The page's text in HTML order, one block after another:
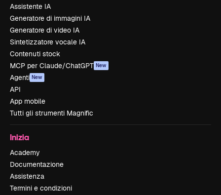
Assistente IA
Generatore di immagini IA
Generatore di video IA
Sintetizzatore vocale IA
Contenuti stock
MCP per Claude/ChatGPT New
Agenti New
API
App mobile
Tutti gli strumenti Magnific
Inizia
Academy
Documentazione
Assistenza
Termini e condizioni